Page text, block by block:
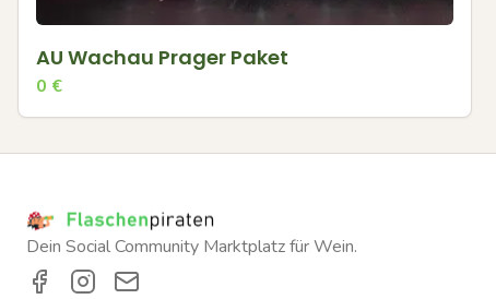
AU Wachau Prager Paket
0 €
Dein Social Community Marktplatz für Wein.